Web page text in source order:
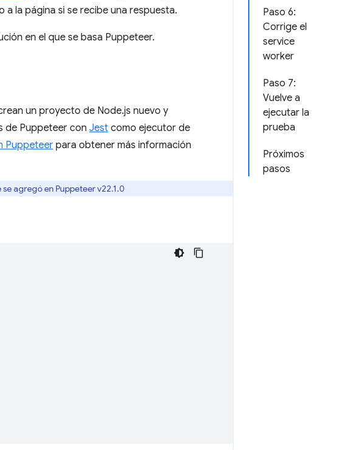
Paso 6:
Corrige el
service
worker
Paso 7:
Vuelve a
ejecutar la
prueba
Próximos
pasos
la página si se recibe una respuesta.
en el que se basa Puppeteer.
un proyecto de Node.js nuevo y
de Puppeteer con Jest como ejecutor de
Puppeteer para obtener más información
agregó en Puppeteer v22.1.0